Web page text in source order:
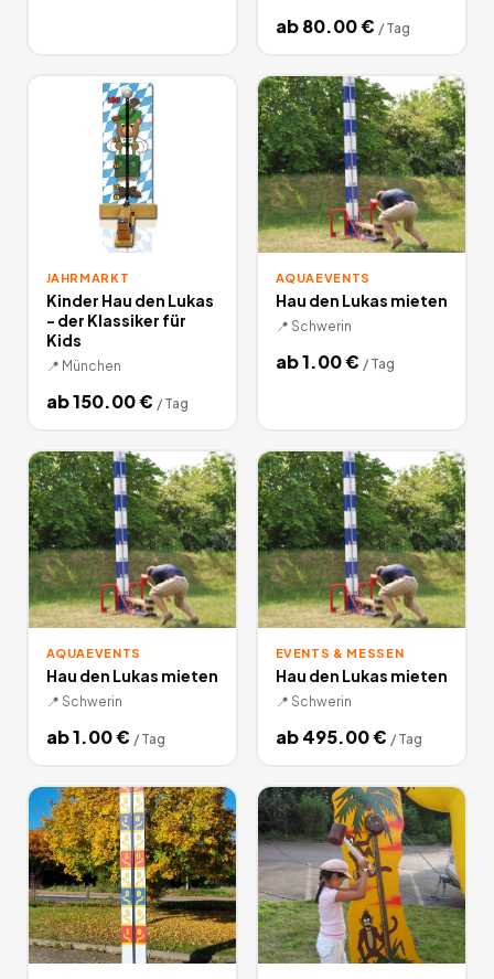
ab80.00€ / Tag
JAHRMARKT
Kinder Hau den Lukas
- der Klassiker für
Kids
📍 München
ab150.00€ / Tag
AQUAEVENTS
Hau den Lukas mieten
📍 Schwerin
ab1.00€ / Tag
AQUAEVENTS
Hau den Lukas mieten
📍 Schwerin
ab1.00€ / Tag
EVENTS & MESSEN
Hau den Lukas mieten
📍 Schwerin
ab495.00€ / Tag